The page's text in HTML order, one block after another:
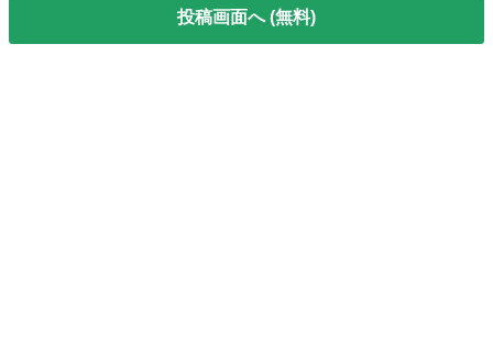
投稿画面へ (無料)